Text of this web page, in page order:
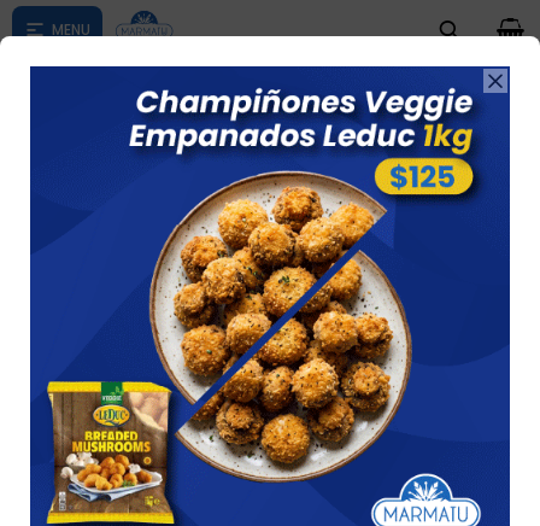

según su zona
0

Naranja C/ Zanahoria 1l Dairyco